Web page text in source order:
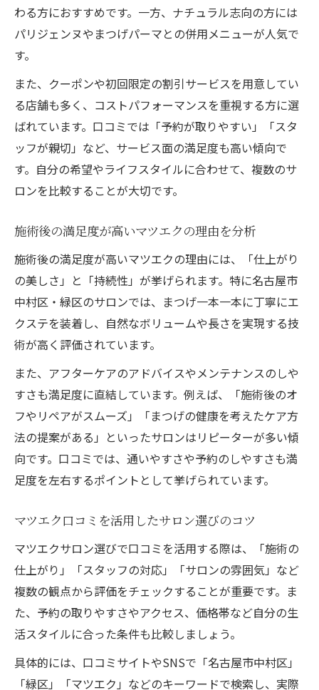
わる方におすすめです。一方、ナチュラル志向の方には
パリジェンヌやまつげパーマとの併用メニューが人気で
す。
また、クーポンや初回限定の割引サービスを用意してい
る店舗も多く、コストパフォーマンスを重視する方に選
ばれています。口コミでは「予約が取りやすい」「スタ
ッフが親切」など、サービス面の満足度も高い傾向で
す。自分の希望やライフスタイルに合わせて、複数のサ
ロンを比較することが大切です。
施術後の満足度が高いマツエクの理由を分析
施術後の満足度が高いマツエクの理由には、「仕上がり
の美しさ」と「持続性」が挙げられます。特に名古屋市
中村区・緑区のサロンでは、まつげ一本一本に丁寧にエ
クステを装着し、自然なボリュームや長さを実現する技
術が高く評価されています。
また、アフターケアのアドバイスやメンテナンスのしや
すさも満足度に直結しています。例えば、「施術後のオ
フやリペアがスムーズ」「まつげの健康を考えたケア方
法の提案がある」といったサロンはリピーターが多い傾
向です。口コミでは、通いやすさや予約のしやすさも満
足度を左右するポイントとして挙げられています。
マツエク口コミを活用したサロン選びのコツ
マツエクサロン選びで口コミを活用する際は、「施術の
仕上がり」「スタッフの対応」「サロンの雰囲気」など
複数の観点から評価をチェックすることが重要です。ま
た、予約の取りやすさやアクセス、価格帯など自分の生
活スタイルに合った条件も比較しましょう。
具体的には、口コミサイトやSNSで「名古屋市中村区」
「緑区」「マツエク」などのキーワードで検索し、実際